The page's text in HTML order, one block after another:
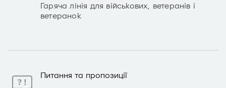
Гаряча лінія для військових, ветеранів і
ветеранок
Питання та пропозиції